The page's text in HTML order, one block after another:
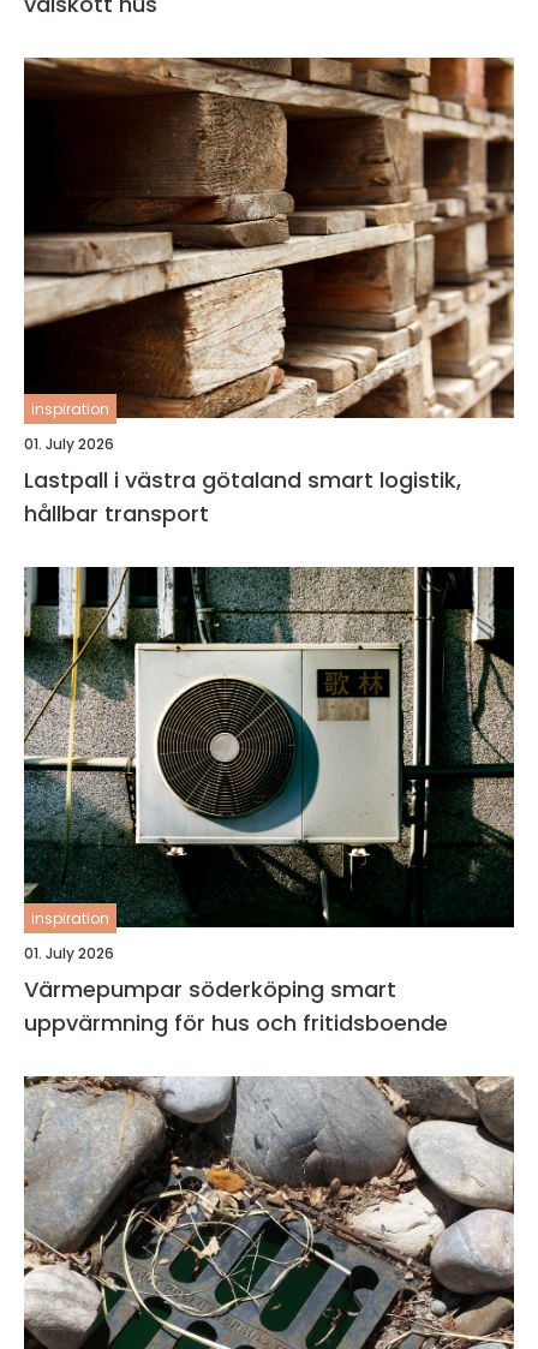
inspiration
01. July 2026
Lastpall i västra götaland smart logistik,
hållbar transport
inspiration
01. July 2026
Värmepumpar söderköping smart
uppvärmning för hus och fritidsboende